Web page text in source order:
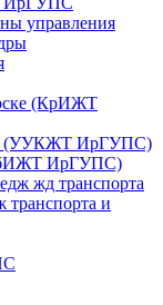
управления
(КрИЖТ
(УУКЖТ ИрГУПС)
ИрГУПС)
жд транспорта
транспорта и